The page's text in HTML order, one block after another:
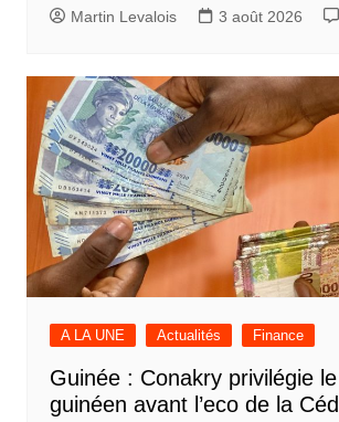
Martin Levalois 3 août 2026
A LA UNE Actualités Finance
Guinée : Conakry privilégie
guinéen avant l’eco de la